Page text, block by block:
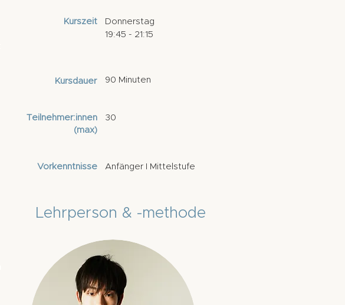
Kurszeit
Donnerstag
19:45 - 21:15
Kursdauer 90 Minuten
Teilnehmer:innen
(max)
30
Vorkenntnisse Anfänger I Mittelstufe
Lehrperson & -methode